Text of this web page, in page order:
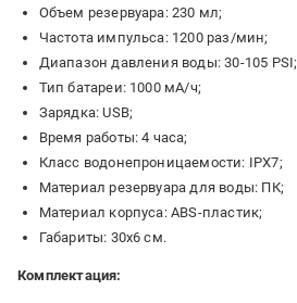
Объем резервуара: 230 мл;
Частота импульса: 1200 раз/мин;
Диапазон давления воды: 30-105 PSI;
Тип батареи: 1000 мА/ч;
Зарядка: USB;
Время работы: 4 часа;
Класс водонепроницаемости: IPX7;
Материал резервуара для воды: ПК;
Материал корпуса: ABS-пластик;
Габариты: 30х6 см.
Комплектация: